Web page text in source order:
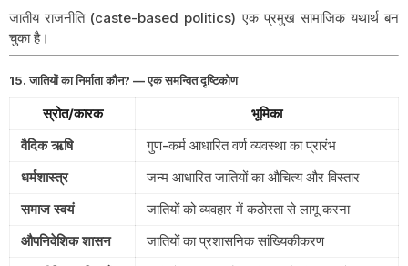
जातीय राजनीति (caste-based politics) एक प्रमुख सामाजिक यथार्थ बन
चुका है।
15. जातियों का निर्माता कौन? — एक समन्वित दृष्टिकोण
स्रोत/कारक
भूमिका
वैदिक ऋषि
गुण-कर्म आधारित वर्ण व्यवस्था का प्रारंभ
धर्मशास्त्र
जन्म आधारित जातियों का औचित्य और विस्तार
समाज स्वयं
जातियों को व्यवहार में कठोरता से लागू करना
औपनिवेशिक शासन
जातियों का प्रशासनिक सांख्यिकीकरण